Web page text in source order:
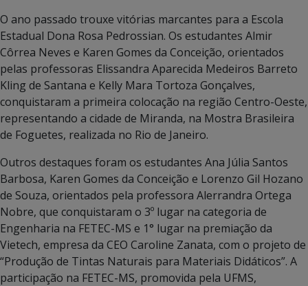
O ano passado trouxe vitórias marcantes para a Escola
Estadual Dona Rosa Pedrossian. Os estudantes Almir
Côrrea Neves e Karen Gomes da Conceição, orientados
pelas professoras Elissandra Aparecida Medeiros Barreto
Kling de Santana e Kelly Mara Tortoza Gonçalves,
conquistaram a primeira colocação na região Centro-Oeste,
representando a cidade de Miranda, na Mostra Brasileira
de Foguetes, realizada no Rio de Janeiro.
Outros destaques foram os estudantes Ana Júlia Santos
Barbosa, Karen Gomes da Conceição e Lorenzo Gil Hozano
de Souza, orientados pela professora Alerrandra Ortega
Nobre, que conquistaram o 3º lugar na categoria de
Engenharia na FETEC-MS e 1° lugar na premiação da
Vietech, empresa da CEO Caroline Zanata, com o projeto de
“Produção de Tintas Naturais para Materiais Didáticos”. A
participação na FETEC-MS, promovida pela UFMS,